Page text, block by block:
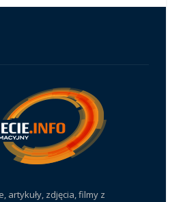
artykuły, zdjęcia, filmy z